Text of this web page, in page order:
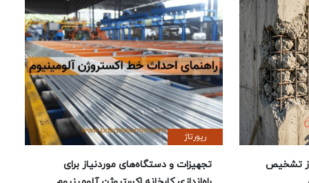
تشخیص
رپورتاژ
تجهیزات و دستگاه‌های موردنیاز برای